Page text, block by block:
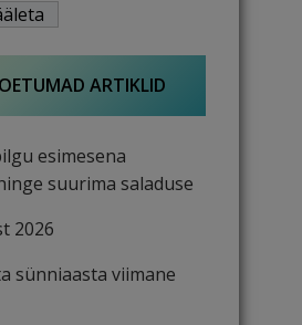
ARTIKLID
esimesena
suurima saladuse
2026
sünniaasta viimane